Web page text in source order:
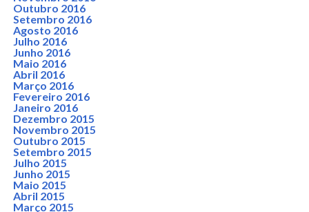
Outubro 2016
Setembro 2016
Agosto 2016
Julho 2016
Junho 2016
Maio 2016
Abril 2016
Março 2016
Fevereiro 2016
Janeiro 2016
Dezembro 2015
Novembro 2015
Outubro 2015
Setembro 2015
Julho 2015
Junho 2015
Maio 2015
Abril 2015
Março 2015